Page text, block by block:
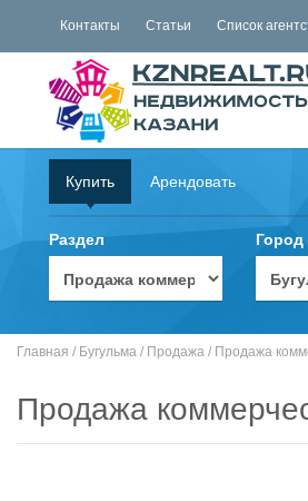
Контакты Статьи Список
Купить Арендовать
Раздел Город
Главная / Бугульма / Продажа / Продажа
Продажа